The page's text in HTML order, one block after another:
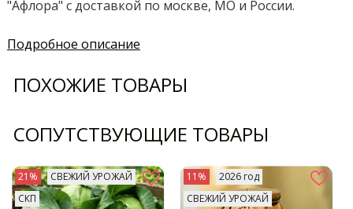
"Афлора" с доставкой по москве, МО и России.
Подробное описание
ПОХОЖИЕ ТОВАРЫ
СОПУТСТВУЮЩИЕ ТОВАРЫ
21%
СВЕЖИЙ УРОЖАЙ
СКП
11%
2026 год
СВЕЖИЙ УРОЖАЙ